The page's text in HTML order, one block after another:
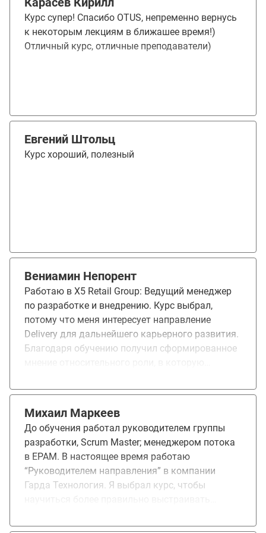
практические задания, которые можно
применить в работе, и подробную обратную
связь с предложениями по улучшению. Считаю,
что в профессиональном развитии курс точно
Курс супер! Спасибо OTUS, непременно вернусь
к некоторым лекциям в ближашее время!)
Отличный курс, отличные преподаватели)
Евгений Штольц
Курс хороший, полезный
Вениамин Непорент
Работаю в Х5 Retail Group: Ведущий менеджер
по разработке и внедрению. Курс выбрал,
потому что меня интересует направление
Delivery для дальнейшего карьерного развития.
Благодаря обучению получил сформированное
новой для себя роли.
Михаил Маркеев
До обучения работал руководителем группы
разработки, Scrum Master; менеджером потока
в EPAM. В настоящее время работаю
“Руководителем направления” в компании
Гарда Технология. Я выбрал курс, чтобы
эффективно управлять большими командами.